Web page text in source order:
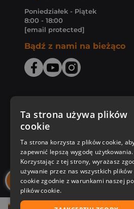
Poniedziałek - Piątek
8:00 - 18:00
[email protected]
Bądź z nami na bieżąco
Zakupy u nas
Nasza oferta
Nasi autorzy
Ta strona używa plików
cookie
Ta strona korzysta z plików cookie,
zapewnić lepszą wygodę użytkowania.
Korzystając z tej strony, wyrażasz
używanie przez nas wszystkich plików
cookie zgodnie z warunkami naszej
plików cookie.